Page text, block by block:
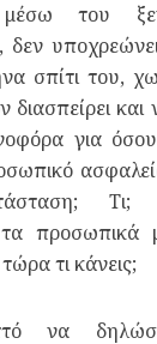
μέσω του
δεν
σπίτι του,
διασπείρει
για
προσωπικά
τι κάνεις;
να